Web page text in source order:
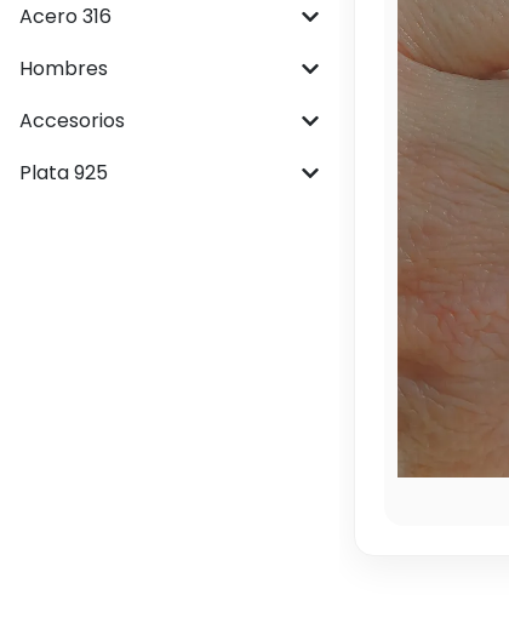
Acero 316
Hombres
Accesorios
Plata 925